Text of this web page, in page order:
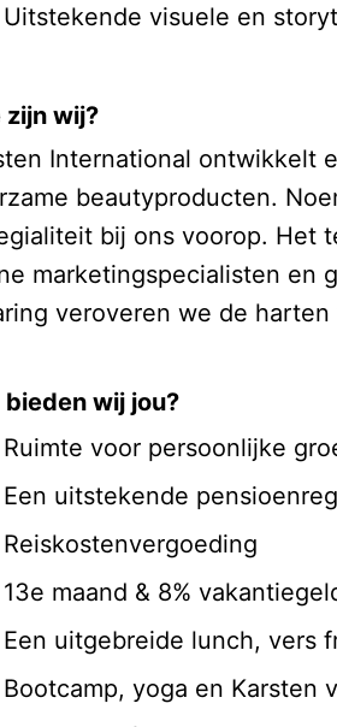
Uitstekende visuele en
zijn wij?
International ontwikkelt
beautyproducten.
bij ons voorop. Het
marketingspecialisten en
veroveren we de
wij jou?
Ruimte voor persoonlijke
Een uitstekende
Reiskostenvergoeding
13e maand & 8%
Een uitgebreide lunch, vers
Bootcamp, yoga en Karsten